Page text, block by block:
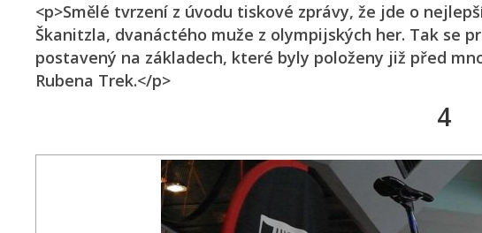
<p>Smělé tvrzení z úvodu tiskové zprávy, že jde o
Škanitzla, dvanáctého muže z olympijských her. Tak se
postavený na základech, které byly položeny již před
Rubena Trek.</p>
4